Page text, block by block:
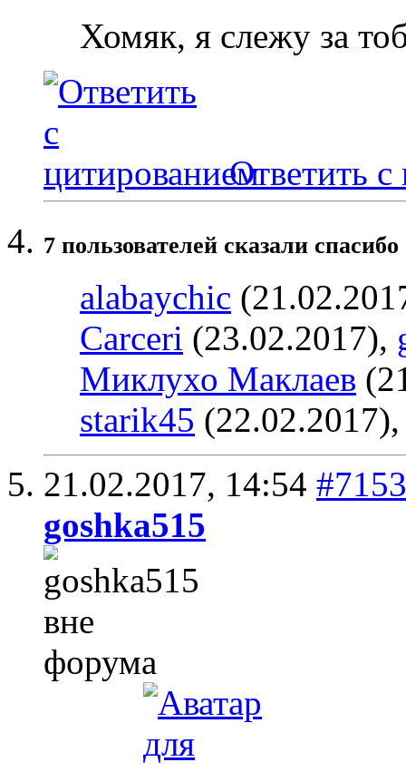
Хомяк, я слежу за
Ответить с
7 пользователей сказали
alabaychic
Carceri (23.02.2017),
Миклухо Маклаев
starik45
21.02.2017, 14:54 #7153
goshka515